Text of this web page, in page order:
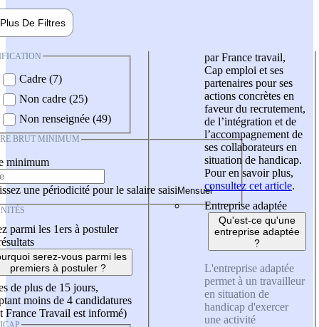
Plus De Filtres
Cadre (7)
Non cadre (25)
Non renseignée (49)
BRUT MINIMUM
minimum
une périodicité pour le salaire saisi
parmi les 1ers à postuler
serez-vous parmi les
premiers à postuler ?
de plus de 15 jours,
moins de 4 candidatures
France Travail est informé)
par France travail,
Cap emploi et ses
partenaires pour ses
actions concrètes en
faveur du recrutement,
de l’intégration et de
l’accompagnement de
ses collaborateurs en
situation de handicap.
Pour en savoir plus,
consultez cet article.
Entreprise adaptée
Qu'est-ce qu'une
entreprise adaptée
?
L'entreprise adaptée
permet à un travailleur
en situation de
handicap d'exercer
une activité